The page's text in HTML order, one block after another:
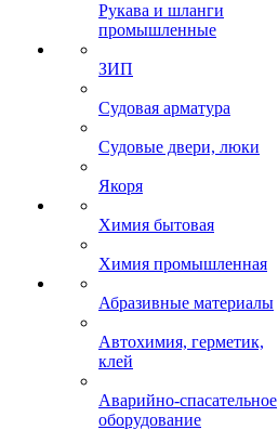
Рукава и шланги
промышленные
ЗИП
Судовая арматура
Судовые двери, люки
Якоря
Химия бытовая
Химия промышленная
Абразивные материалы
Автохимия, герметик,
клей
Аварийно-спасательное
оборудование